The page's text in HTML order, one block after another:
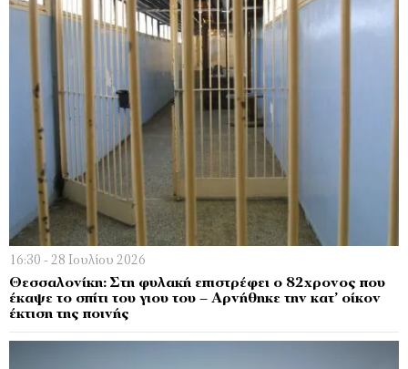
16:30 - 28 Ιουλίου 2026
Θεσσαλονίκη: Στη φυλακή επιστρέφει ο 82χρονος που
έκαψε το σπίτι του γιου του – Αρνήθηκε την κατ’ οίκον
έκτιση της ποινής